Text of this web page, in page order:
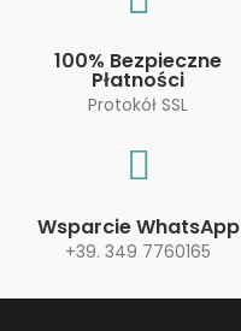
100% Bezpieczne
Płatności
Protokół SSL
Wsparcie WhatsApp
+39. 349 7760165